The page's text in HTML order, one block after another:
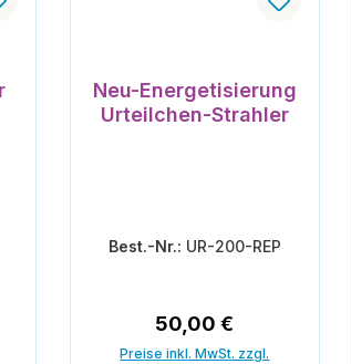
von 5 von 5 Sternen
Neu-Energetisierung
Urteilchen-Strahler
Best.-Nr.: UR-200-REP
Regulärer Preis:
50,00 €
Preise inkl. MwSt. zzgl.